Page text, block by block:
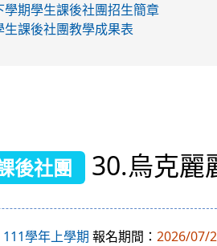
期學生課後社團招生簡章
課後社團教學成果表
後社團 30.烏克麗
111學年上學期 報名期間： 2026/07/